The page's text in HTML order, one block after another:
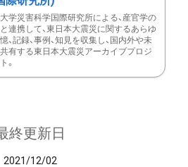
学災害科学国際研究所による、産官学の
連携して、東日本大震災に関するあらゆ
、記録、事例、知見を収集し、国内外や未
有する東日本大震災アーカイブプロジ
。
終更新日
2021/12/02